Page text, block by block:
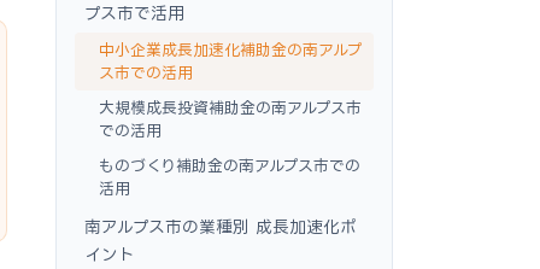
プス市で活用
中小企業成長加速化補助金の南アルプ
ス市での活用
大規模成長投資補助金の南アルプス市
での活用
ものづくり補助金の南アルプス市での
活用
南アルプス市の業種別 成長加速化ポ
イント